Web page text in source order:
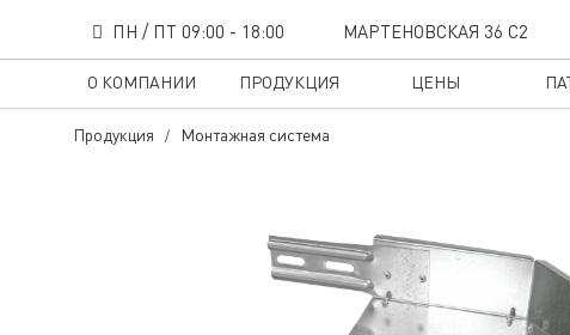
ПН / ПТ 09:00 - 18:00 МАРТЕНОВСКАЯ 36 С2
О КОМПАНИИ ПРОДУКЦИЯ ЦЕНЫ
Продукция Монтажная система